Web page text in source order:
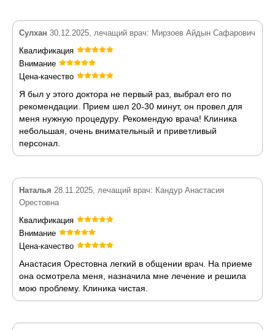
Сулхан 30.12.2025, лечащий врач: Мирзоев Айдын Сафарович
Квалификация
Внимание
Цена-качество
Я был у этого доктора не первый раз, выбрал его по
рекомендации. Прием шел 20-30 минут, он провел для
меня нужную процедуру. Рекомендую врача! Клиника
небольшая, очень внимательный и приветливый
персонал.
Наталья 28.11.2025, лечащий врач: Кандур Анастасия
Орестовна
Квалификация
Внимание
Цена-качество
Анастасия Орестовна легкий в общении врач. На приеме
она осмотрела меня, назначила мне лечение и решила
мою проблему. Клиника чистая.